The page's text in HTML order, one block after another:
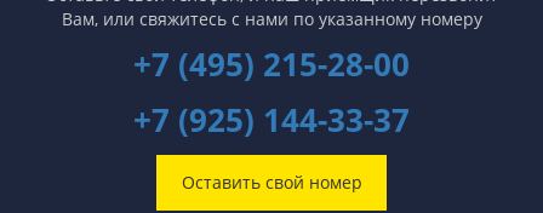
Вам, или свяжитесь с нами по указанному номеру
+7 (495) 215-28-00
+7 (925) 144-33-37
Оставить свой номер